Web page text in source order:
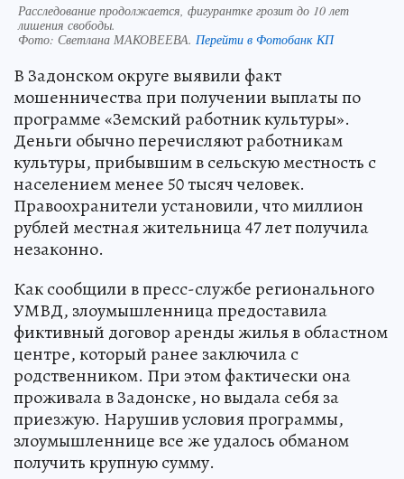
Расследование продолжается, фигурантке грозит до 10 лет
лишения свободы.
Фото: Светлана МАКОВЕЕВА. Перейти в Фотобанк КП
В Задонском округе выявили факт
мошенничества при получении выплаты по
программе «Земский работник культуры».
Деньги обычно перечисляют работникам
культуры, прибывшим в сельскую местность с
населением менее 50 тысяч человек.
Правоохранители установили, что миллион
рублей местная жительница 47 лет получила
незаконно.
Как сообщили в пресс-службе регионального
УМВД, злоумышленница предоставила
фиктивный договор аренды жилья в областном
центре, который ранее заключила с
родственником. При этом фактически она
проживала в Задонске, но выдала себя за
приезжую. Нарушив условия программы,
злоумышленнице все же удалось обманом
получить крупную сумму.